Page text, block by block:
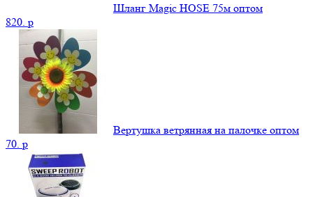
Шланг Magic HOSE 75м оптом
820. p
Вертушка ветрянная на палочке оптом
70. p